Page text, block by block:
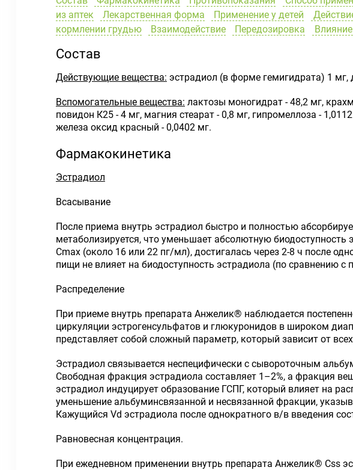
из аптек
Лекарственная форма Применение у детей
кормлении грудью
Взаимодействие Передозировка
Состав
Действующие вещества: эстрадиол (в форме гемигидрата) 1 мг,
Вспомогательные вещества: лактозы моногидрат - 48,2 мг,
повидон К25 - 4 мг, магния стеарат - 0,8 мг, гипромеллоза -
железа оксид красный - 0,0402 мг.
Фармакокинетика
Эстрадиол
Всасывание
После приема внутрь эстрадиол быстро и полностью
метаболизируется, что уменьшает абсолютную биодоступность
Cmax (около 16 или 22 пг/мл), достигалась через 2-8 ч после
пищи не влияет на биодоступность эстрадиола (по сравнению
Распределение
При приеме внутрь препарата Анжелик® наблюдается
циркуляции эстрогенсульфатов и глюкуронидов в широком
представляет собой сложный параметр, который зависит от
Эстрадиол связывается неспецифически с сывороточным
Свободная фракция эстрадиола составляет 1–2%, а фракция
эстрадиол индуцирует образование ГСПГ, который влияет на
уменьшение альбуминсвязанной и несвязанной фракции,
Кажущийся Vd эстрадиола после однократного в/в введения
Равновесная концентрация.
При ежедневном применении внутрь препарата Анжелик® Css